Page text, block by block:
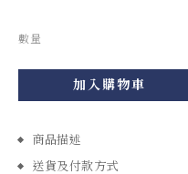
數量
加入購物車
商品描述
送貨及付款方式